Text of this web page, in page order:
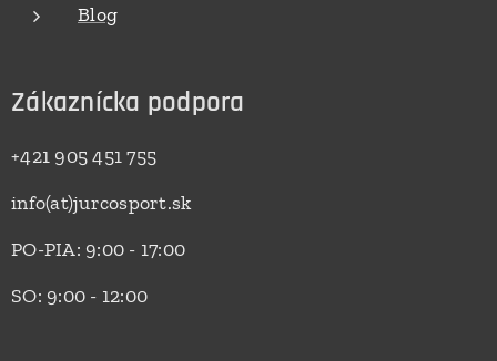
Blog
Zákaznícka podpora
+421 905 451 755
info(at)jurcosport.sk
PO-PIA: 9:00 - 17:00
SO: 9:00 - 12:00